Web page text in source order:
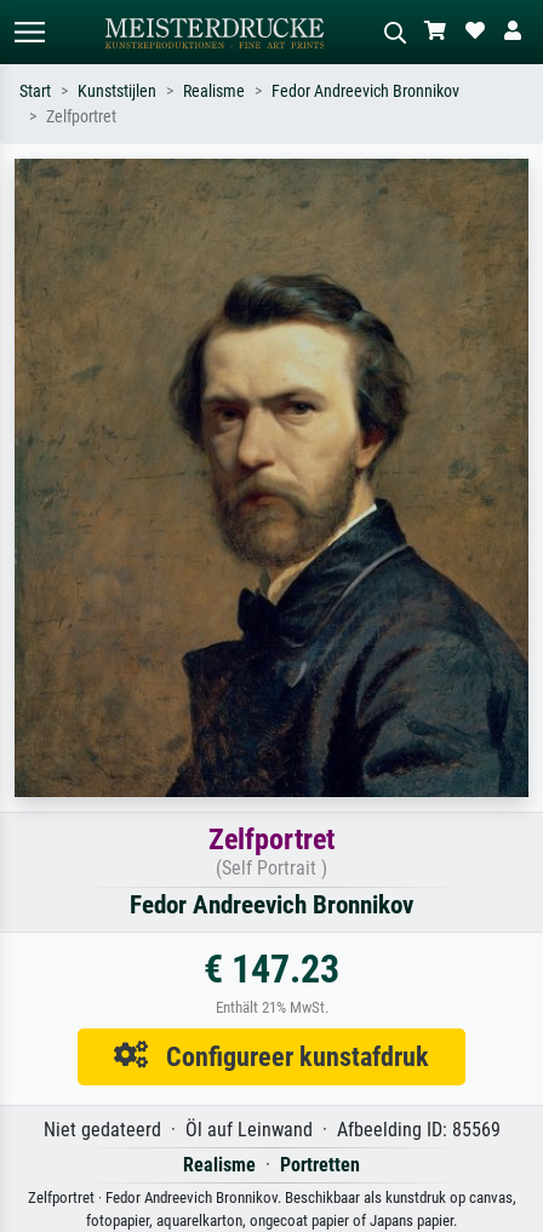
Zoek op kunstenaar, titel of stijl – bijv.
Monet, Sterrennacht, impressionisme,
Hokusai-golf, naakt.
Beschrijf de scène – bijv. groene
weide, abstract met veel rood, donker
olieverfschilderij, staand naakt naast
Start Kunststijlen Realisme
Fedor Andreevich Bronnikov
Zelfportret
Zelfportret
(Self Portrait )
Fedor Andreevich Bronnikov
€ 147.23
Enthält 21% MwSt.
Configureer kunstafdruk
Niet gedateerd · Öl auf Leinwand · Afbeelding ID: 85569
Realisme · Portretten
Zelfportret · Fedor Andreevich Bronnikov. Beschikbaar als kunstdruk op canvas,
fotopapier, aquarelkarton, ongecoat papier of Japans papier.